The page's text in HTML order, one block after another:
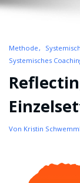
Methode
Systemisches
Von Kristin